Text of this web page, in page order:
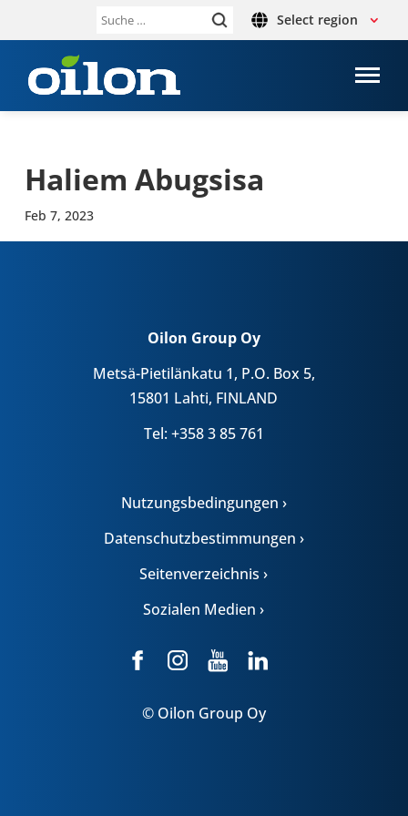
Suche Select region
Haliem Abugs­isa
Feb 7, 2023
Oilon Group Oy
Metsä-Pietilänkatu 1, P.O. Box 5,
15801 Lahti, FINLAND
Tel: +358 3 85 761
Nutzungsbedingungen ›
Datenschutzbestimmungen ›
Seitenverzeichnis ›
Sozialen Medien ›
© Oilon Group Oy